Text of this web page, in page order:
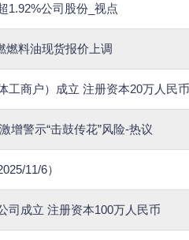
1.92%公司股份_视点
燃料油现货报价上调
工商户）成立 注册资本20万人民币
增警示“击鼓传花”风险-热议
11/6）
司成立 注册资本100万人民币